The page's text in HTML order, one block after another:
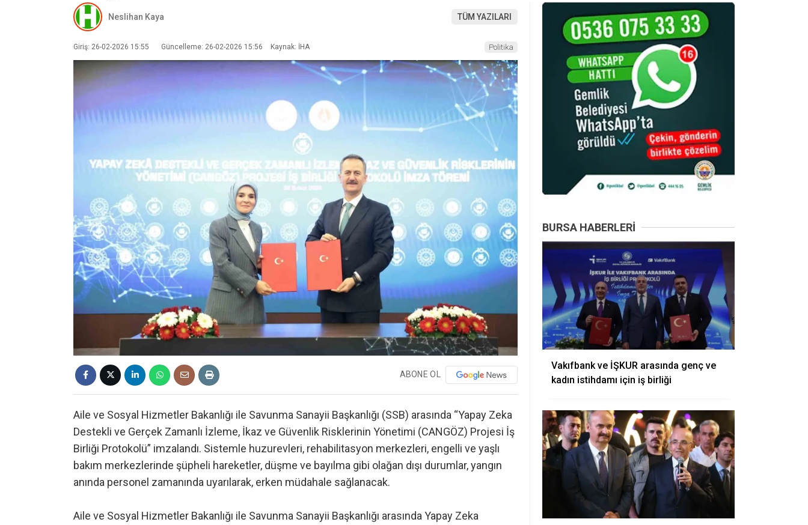
Neslihan Kaya TÜM YAZILARI
Giriş: 26-02-2026 15:55 Güncelleme: 26-02-2026 15:56 Kaynak: İHA Politika
ABONE OL
Aile ve Sosyal Hizmetler Bakanlığı ile Savunma Sanayii Başkanlığı (SSB) arasında “Yapay Zeka
Destekli ve Gerçek Zamanlı İzleme, İkaz ve Güvenlik Risklerinin Yönetimi (CANGÖZ) Projesi İş
Birliği Protokolü” imzalandı. Sistemle huzurevleri, rehabilitasyon merkezleri, engelli ve yaşlı
bakım merkezlerinde şüpheli hareketler, düşme ve bayılma gibi olağan dışı durumlar, yangın
anında personel zamanında uyarılarak, erken müdahale sağlanacak.
Aile ve Sosyal Hizmetler Bakanlığı ile Savunma Sanayii Başkanlığı arasında Yapay Zeka
BURSA HABERLERI
Vakıfbank ve İŞKUR arasında genç ve
kadın istihdamı için iş birliği